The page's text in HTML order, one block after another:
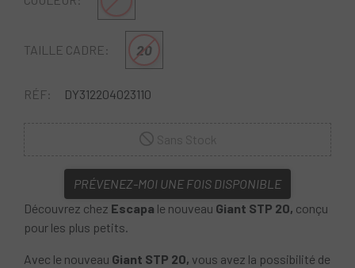
TAILLE CADRE: 20
RÉF: DY312204023110
PRÉVENEZ-MOI UNE FOIS DISPONIBLE
Découvrez chez Escapa le nouveau Giant STP 20, conçu
pour les plus petits.
Avec le nouveau Giant STP 20, vous avez la possibilité de